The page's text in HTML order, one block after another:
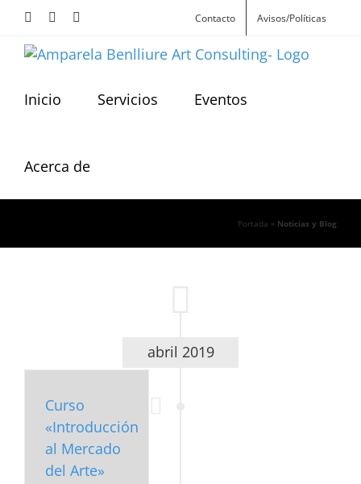
Skip
content
FacebookInstagram Contacto Avisos/Políticas
Inicio Servicios Eventos
Acerca de
Portada » Noticias y Blog
abril 2019
Curso
«Introducción
al Mercado
del Arte»